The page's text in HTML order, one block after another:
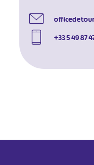
+33 5 49 87